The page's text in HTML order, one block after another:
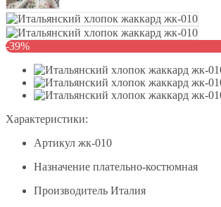
-39%
Характеристики:
Артикул жк-010
Назначение плательно-костюмная
Производитель Италия